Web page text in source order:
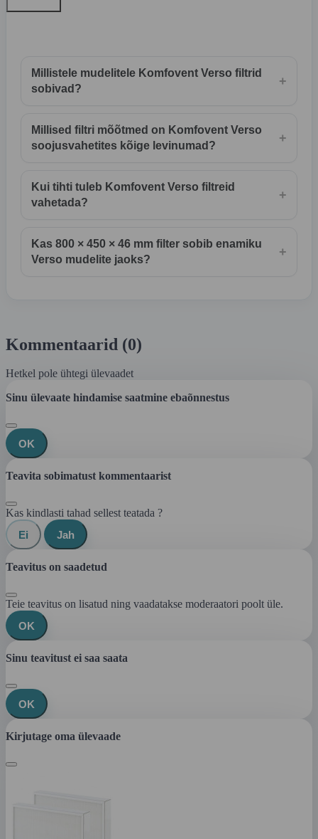
Millistele mudelitele Komfovent Verso filtrid
sobivad?
+
Millised filtri mõõtmed on Komfovent Verso
soojusvahetites kõige levinumad?
+
Kui tihti tuleb Komfovent Verso filtreid
vahetada?
+
Kas 800 × 450 × 46 mm filter sobib enamiku
Verso mudelite jaoks?
+
Kommentaarid (0)
Hetkel pole ühtegi ülevaadet
Sinu ülevaate hindamise saatmine ebaõnnestus
OK
Teavita sobimatust kommentaarist
Kas kindlasti tahad sellest teatada ?
Ei
Jah
Teavitus on saadetud
Teie teavitus on lisatud ning vaadatakse moderaatori poolt üle.
OK
Sinu teavitust ei saa saata
OK
Kirjutage oma ülevaade